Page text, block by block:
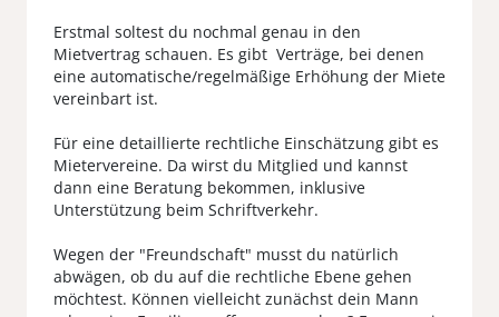
Erstmal soltest du nochmal genau in den
Mietvertrag schauen. Es gibt Verträge, bei denen
eine automatische/regelmäßige Erhöhung der Miete
vereinbart ist.
Für eine detaillierte rechtliche Einschätzung gibt es
Mietervereine. Da wirst du Mitglied und kannst
dann eine Beratung bekommen, inklusive
Unterstützung beim Schriftverkehr.
Wegen der "Freundschaft" musst du natürlich
abwägen, ob du auf die rechtliche Ebene gehen
möchtest. Können vielleicht zunächst dein Mann